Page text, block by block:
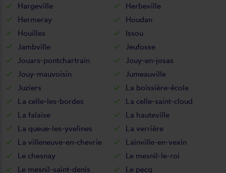
Hargeville
Herbeville
Hermeray
Houdan
Houilles
Issou
Jambville
Jeufosse
Jouars-pontchartrain
Jouy-en-josas
Jouy-mauvoisin
Jumeauville
Juziers
La boissière-école
La celle-les-bordes
La celle-saint-cloud
La falaise
La hauteville
La queue-les-yvelines
La verrière
La villeneuve-en-chevrie
Lainville-en-vexin
Le chesnay
Le mesnil-le-roi
Le mesnil-saint-denis
Le pecq